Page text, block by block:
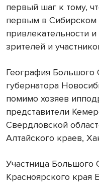
первый шаг к тому,
первым в Сибирском
привлекательности
зрителей и
География Большого
губернатора
помимо хозяев
представители
Свердловской
Алтайского краев,
Участница Большого
Красноярского края